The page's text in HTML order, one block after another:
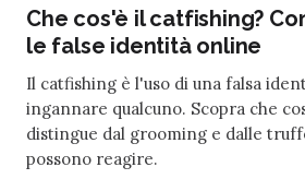
Che cos'è il catfishing?
le false identità online
Il catfishing è l'uso di una falsa
ingannare qualcuno. Scopra che
distingue dal grooming e dalle
possono reagire.